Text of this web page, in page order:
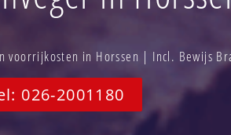
in Horssen | Incl. Bewijs
026-2001180